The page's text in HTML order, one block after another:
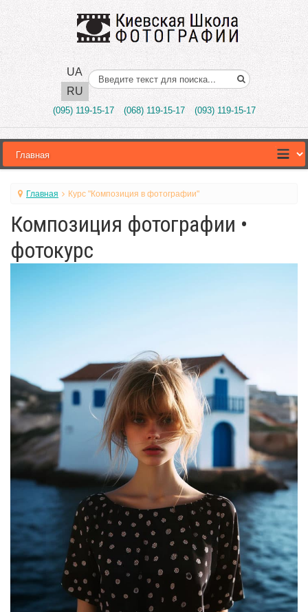
UA
RU
Поиск..
(095) 119-15-17 (068) 119-15-17 (093) 119-15-17
Главная Курс "Композиция в фотографии"
Композиция фотографии •
фотокурс